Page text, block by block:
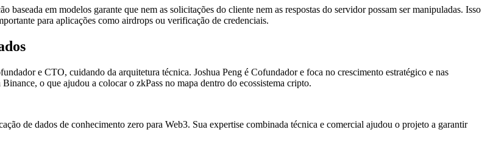
em modelos garante que nem as solicitações do cliente nem as respostas do servidor possam ser manipuladas. Isso
para aplicações como airdrops ou verificação de credenciais.
e CTO, cuidando da arquitetura técnica. Joshua Peng é Cofundador e foca no crescimento estratégico e nas
o que ajudou a colocar o zkPass no mapa dentro do ecossistema cripto.
de dados de conhecimento zero para Web3. Sua expertise combinada técnica e comercial ajudou o projeto a garantir